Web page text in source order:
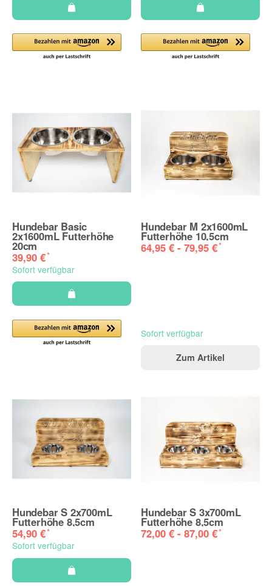
Hundebar Basic
2x1600mL Futterhöhe
20cm
39,90 €*
Sofort verfügbar
Hundebar M 2x1600mL
Futterhöhe 10,5cm
64,95 € - 79,95 €*
Sofort verfügbar
Zum Artikel
Hundebar S 2x700mL
Futterhöhe 8,5cm
54,90 €*
Sofort verfügbar
Hundebar S 3x700mL
Futterhöhe 8,5cm
72,00 € - 87,00 €*